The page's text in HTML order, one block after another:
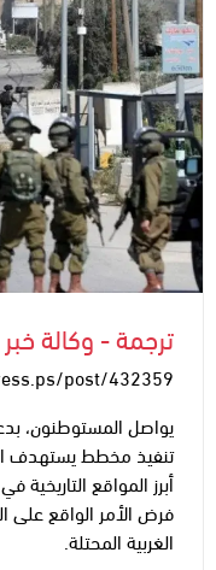
ترجمة - وكالة خبر
post/432359
يواصل المستوطنون،
تنفيذ مخطط يستهدف
أبرز المواقع
فرض الأمر الواقع على
الغربية المحتلة.